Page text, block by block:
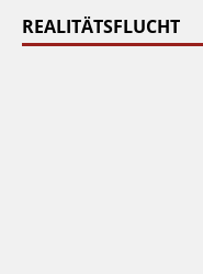
REALITÄTSFLUCHT